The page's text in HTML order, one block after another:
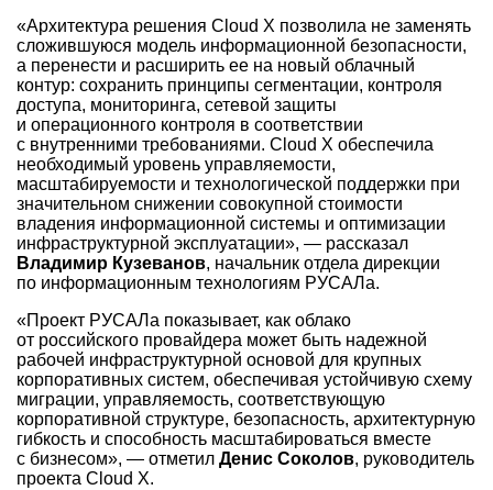
«Архитектура решения Cloud X позволила не заменять
сложившуюся модель информационной безопасности,
а перенести и расширить ее на новый облачный
контур: сохранить принципы сегментации, контроля
доступа, мониторинга, сетевой защиты
и операционного контроля в соответствии
с внутренними требованиями. Cloud X обеспечила
необходимый уровень управляемости,
масштабируемости и технологической поддержки при
значительном снижении совокупной стоимости
владения информационной системы и оптимизации
инфраструктурной эксплуатации», — рассказал
Владимир Кузеванов, начальник отдела дирекции
по информационным технологиям РУСАЛа.
«Проект РУСАЛа показывает, как облако
от российского провайдера может быть надежной
рабочей инфраструктурной основой для крупных
корпоративных систем, обеспечивая устойчивую схему
миграции, управляемость, соответствующую
корпоративной структуре, безопасность, архитектурную
гибкость и способность масштабироваться вместе
с бизнесом», — отметил Денис Соколов, руководитель
проекта Cloud X.